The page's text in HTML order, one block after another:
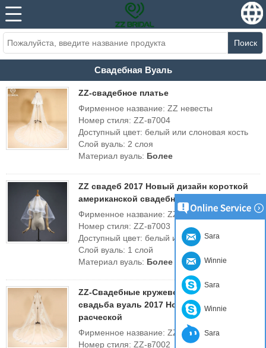
Поиск
Свадебная Вуаль
ZZ-свадебное платье
Фирменное название: ZZ невесты
Номер стиля: ZZ-в7004
Доступный цвет: белый или слоновая кость
Слой вуаль: 2 слоя
Материал вуаль: Более
ZZ свадеб 2017 Новый дизайн короткой
американской свадебной церемонии
Фирменное название: ZZ невесты
Номер стиля: ZZ-в7003
Доступный цвет: белый или слоновая кость
Слой вуаль: 1 слой
Материал вуаль: Более
ZZ-Свадебные кружево кромка Свадебная
свадьба вуаль 2017 Новый дизайн с
расческой
Фирменное название: ZZ невесты
Номер стиля: ZZ-в7002
Sara
Winnie
Sara
Winnie
Sara